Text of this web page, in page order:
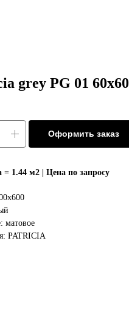
grey PG 01 60х60
Оформить заказ
= 1.44 м2 | Цена по запросу
матовое
PATRICIA